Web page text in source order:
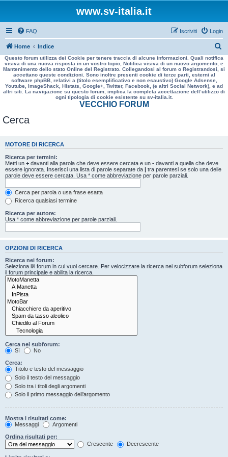
www.sv-italia.it
FAQ Login
Iscriviti
Home Indice
e
r
a
Questo forum utilizza dei Cookie per tenere traccia di alcune informazioni. Quali notifica
visiva di una nuova risposta in un vostro topic, Notifica visiva di un nuovo argomento, e
Mantenimento dello stato Online del Registrato. Collegandosi al forum o Registrandosi, si
accettano queste condizioni. Sono inoltre presenti cookie di terze parti, esterni al
software phpBB, relativi a (titolo esemplificativo e non esaustivo) Google Adsense,
Youtube, ImageShack, Histats, Google+, Twitter, Facebook, (e altri Social Network), e ad
altri siti. La navigazione su questo forum, implica la completa accettazione dell’utilizzo di
ogni tipologia di cookie esistente su sv-italia.it.
VECCHIO FORUM
Cerca
MOTORE DI RICERCA
Ricerca per termini:
Metti un + davanti alla parola che deve essere cercata e un - davanti a quella che deve
essere ignorata. Inserisci una lista di parole separate da | tra parentesi se solo una delle
parole deve essere cercata. Usa * come abbreviazione per parole parziali.
Cerca per parola o usa frase esatta
Ricerca qualsiasi termine
Ricerca per autore:
Usa * come abbreviazione per parole parziali.
OPZIONI DI RICERCA
Ricerca nei forum:
Seleziona il/i forum in cui vuoi cercare. Per velocizzare la ricerca nei subforum seleziona
il forum principale e abilita la ricerca.
Cerca nei subforum:
Sì
No
Cerca:
Titolo e testo del messaggio
Solo il testo del messaggio
Solo tra i titoli degli argomenti
Solo il primo messaggio dell’argomento
Mostra i risultati come:
Messaggi
Argomenti
Ordina risultati per:
Crescente
Decrescente